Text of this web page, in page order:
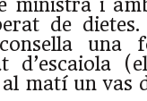
ministra i
de
una
d’escaiola
matí un vas